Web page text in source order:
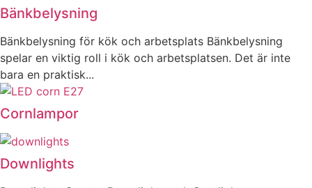
priset
var:
39kr.
priset
är:
25kr.
Bänkbelysning
Bänkbelysning för kök och arbetsplats Bänkbelysning
spelar en viktig roll i kök och arbetsplatsen. Det är inte
bara en praktisk...
Cornlampor
Downlights